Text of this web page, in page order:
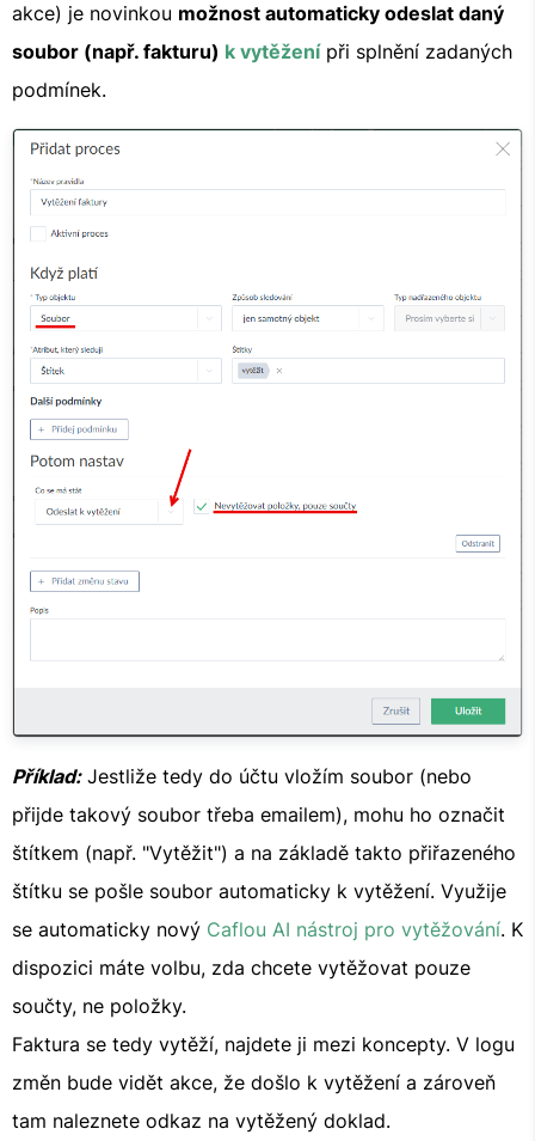
akce) je novinkou možnost automaticky odeslat daný
soubor (např. fakturu) k vytěženípři splnění zadaných
podmínek.
Příklad:Jestliže tedy do účtu vložím soubor (nebo
přijde takový soubor třeba emailem), mohu ho označit
štítkem (např. "Vytěžit") a na základě takto přiřazeného
štítku se pošle soubor automaticky k vytěžení. Využije
se automaticky nový Caflou AI nástroj pro vytěžování. K
dispozici máte volbu, zda chcete vytěžovat pouze
součty, ne položky.
Faktura se tedy vytěží, najdete ji mezi koncepty. V logu
změn bude vidět akce, že došlo k vytěžení a zároveň
tam naleznete odkaz na vytěžený doklad.